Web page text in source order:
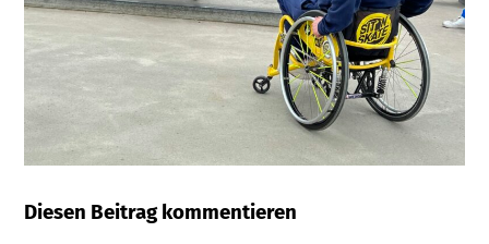
Diesen Beitrag kommentieren